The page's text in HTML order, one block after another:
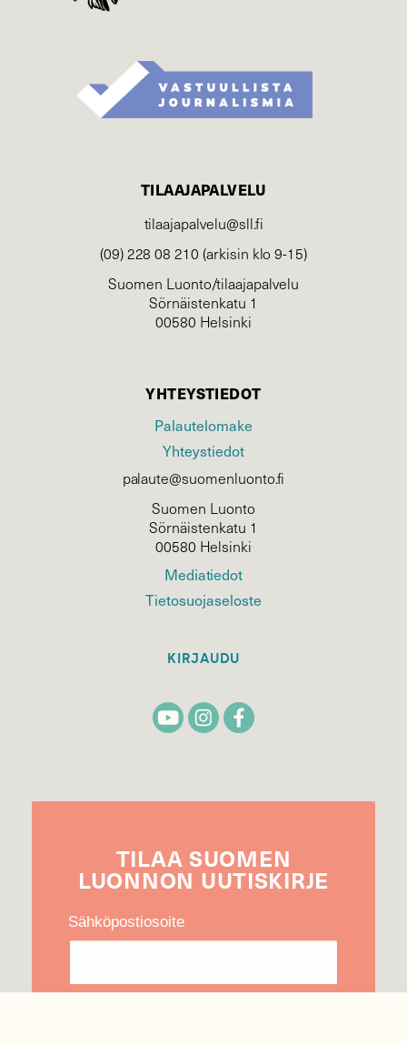
TILAAJAPALVELU
tilaajapalvelu@sll.fi
(09) 228 08 210 (arkisin klo 9-15)
Suomen Luonto/tilaajapalvelu
Sörnäistenkatu 1
00580 Helsinki
YHTEYSTIEDOT
Palautelomake
Yhteystiedot
palaute@suomenluonto.fi
Suomen Luonto
Sörnäistenkatu 1
00580 Helsinki
Mediatiedot
Tietosuojaseloste
KIRJAUDU
TILAA SUOMEN
LUONNON UUTIS­KIRJE
Sähköpostiosoite